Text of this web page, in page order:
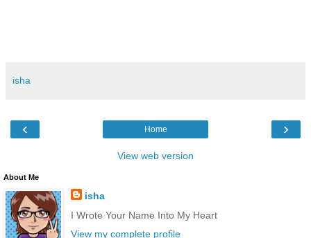
isha
‹ ›
Home
View web version
About Me
isha
I Wrote Your Name Into My Heart
View my complete profile